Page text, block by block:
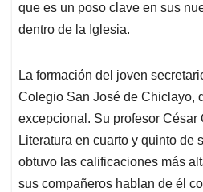
que es un poso clave en sus
dentro de la Iglesia.
La formación del joven
Colegio San José de Chiclayo,
excepcional. Su profesor César
Literatura en cuarto y quinto de
obtuvo las calificaciones más
sus compañeros hablan de él